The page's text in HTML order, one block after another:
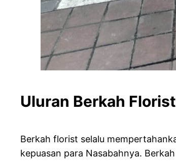
Uluran Berkah Florist
Berkah florist selalu
kepuasan para Nasabahnya.